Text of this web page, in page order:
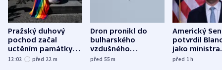
Pražský duhový
pochod začal
uctěním památky
obětí berlínského
12:02 před 22 m
Dron pronikl do
bulharského
vzdušného
prostoru,
před 55m
Americký
potvrdil
jako ministra
před 1h